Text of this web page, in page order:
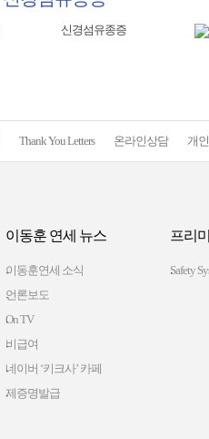
Thank You Letters 온라인상담 개
이동훈 연세 뉴스
이동훈연세 소식
언론보도
On TV
비급여
네이버 ‘키크사’ 카페
제증명발급
프리
Safety